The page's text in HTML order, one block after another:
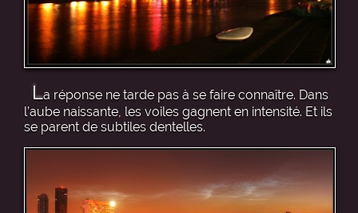
La réponse ne tarde pas à se faire connaître. Dans
l’aube naissante, les voiles gagnent en intensité. Et ils
se parent de subtiles dentelles.